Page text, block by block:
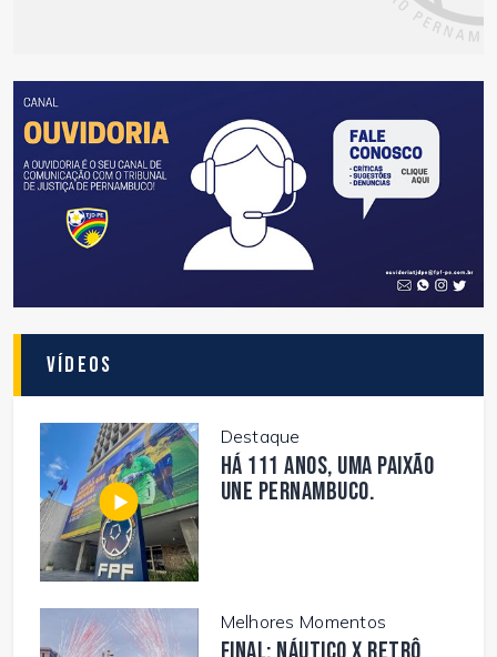
Vídeos
Destaque
Há 111 anos, uma paixão
une Pernambuco.
Melhores Momentos